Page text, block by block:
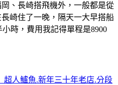
、長崎搭飛機外，一般都是從
崎住了一晚，隔天一大早搭船
時，費用我記得單程是8900
超人鱸魚.新年三十年老店.分段